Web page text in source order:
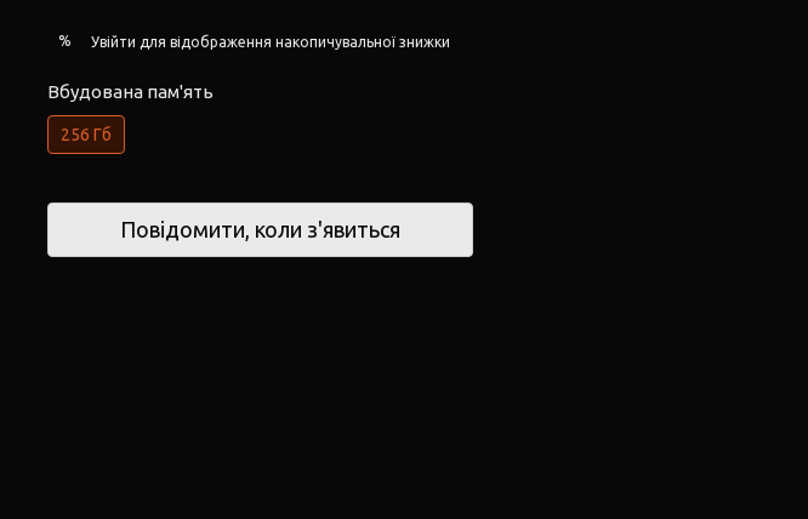
% Увійти для відображення накопичувальної знижки
Вбудована пам'ять
256 Гб
Повідомити, коли з'явиться